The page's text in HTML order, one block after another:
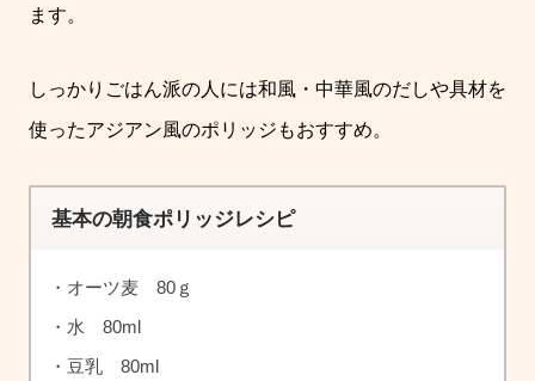
ます。
しっかりごはん派の人には和風・中華風のだしや具材を
使ったアジアン風のポリッジもおすすめ。
基本の朝食ポリッジレシピ
・オーツ麦 80ｇ
・水 80ml
・豆乳 80ml